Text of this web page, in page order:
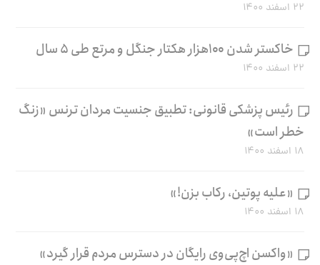
۲۲ اسفند ۱۴۰۰
خاکستر شدن ۱۰۰هزار هکتار جنگل و مرتع طی ۵ سال
۲۲ اسفند ۱۴۰۰
رئیس پزشکی قانونی: تطبیق جنسیت مردان ترنس «زنگ
خطر است»
۱۸ اسفند ۱۴۰۰
«علیه پوتین، رکاب بزن!»
۱۸ اسفند ۱۴۰۰
«واکسن اچ‌پی‌وی رایگان در دسترس مردم قرار گیرد»